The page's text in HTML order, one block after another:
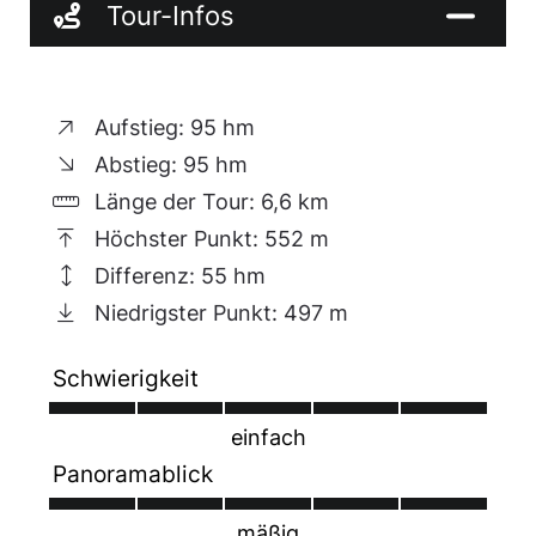
Station mit dem Thema „Bergbau in Naila“ am
wieder unseren Ausgangspunkt.
Tour-Infos
Aufstieg: 95 hm
Abstieg: 95 hm
Länge der Tour: 6,6 km
Höchster Punkt: 552 m
Differenz: 55 hm
Niedrigster Punkt: 497 m
Schwierigkeit
einfach
Panoramablick